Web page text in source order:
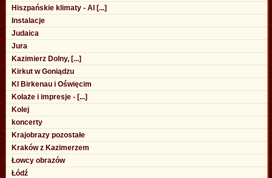
Hiszpańskie klimaty - Al [...]
Instalacje
Judaica
Jura
Kazimierz Dolny, [...]
Kirkut w Goniądzu
Kl Birkenau i Oświęcim
Kolaże i impresje - [...]
Kolej
koncerty
Krajobrazy pozostałe
Kraków z Kazimerzem
Łowcy obrazów
Łódź